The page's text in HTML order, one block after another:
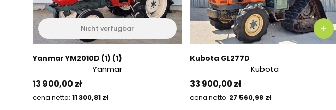
Nicht verfügbar
Yanmar YM2010D (1) (1)
Yanmar
Preis
13 900,00 zł
Preis
11 300,81 zł
Kubota GL277D
Kubota
Preis
33 900,00 zł
Preis
27 560,98 zł